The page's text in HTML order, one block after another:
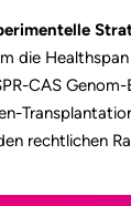
die
CAS
rechtlichen